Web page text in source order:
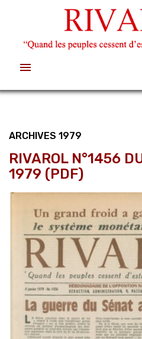

ARCHIVES 1979
RIVAROL N°1456
1979 (PDF)